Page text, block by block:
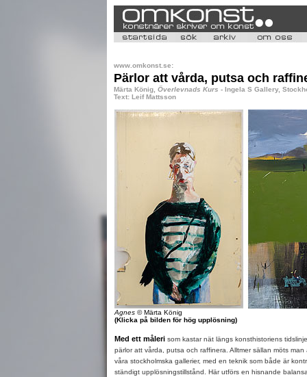
www.omkonst.se:
Pärlor att vårda, putsa och
Märta König, Överlevnads Kurs - Ingela S Gallery,
Text: Leif Mattsson
Agnes © Märta König
(Klicka på bilden för hög upplösning)
Med ett målerisom kastar nät längs konsthistoriens
pärlor att vårda, putsa och raffinera. Alltmer sällan möts
våra stockholmska gallerier, med en teknik som både är
ständigt upplösningstillstånd. Här utförs en hisnande